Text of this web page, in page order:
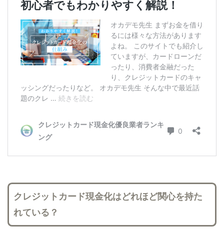
クレジットカード現金化はどれほど関心を持た
れている？